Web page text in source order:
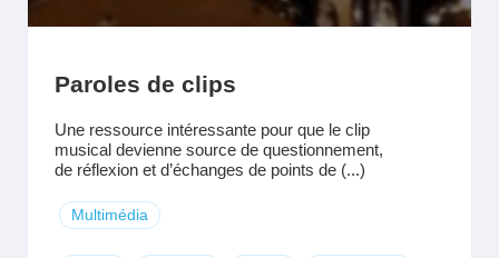
Paroles de clips
Une ressource intéressante pour que le clip
musical devienne source de questionnement,
de réflexion et d’échanges de points de (...)
Multimédia